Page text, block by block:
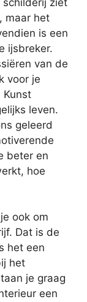
maar het
is een
ijsbreker.
van de
voor je
Kunst
leven.
geleerd
beter en
hoe
ook om
Dat is de
het een
het
je graag
een